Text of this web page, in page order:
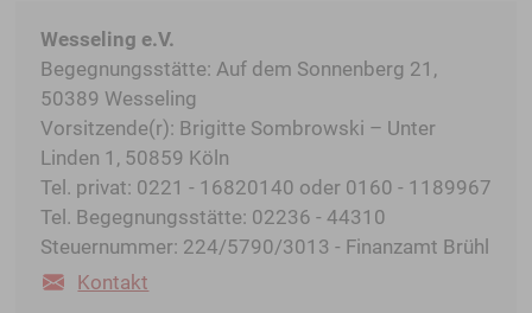
Wesseling e.V.
Begegnungsstätte: Auf dem Sonnenberg 21,
50389 Wesseling
Vorsitzende(r): Brigitte Sombrowski – Unter
Linden 1, 50859 Köln
Tel. privat: 0221 - 16820140 oder 0160 - 1189967
Tel. Begegnungsstätte: 02236 - 44310
Steuernummer: 224/5790/3013 - Finanzamt Brühl
Kontakt